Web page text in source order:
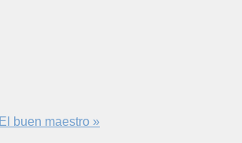
El buen maestro »